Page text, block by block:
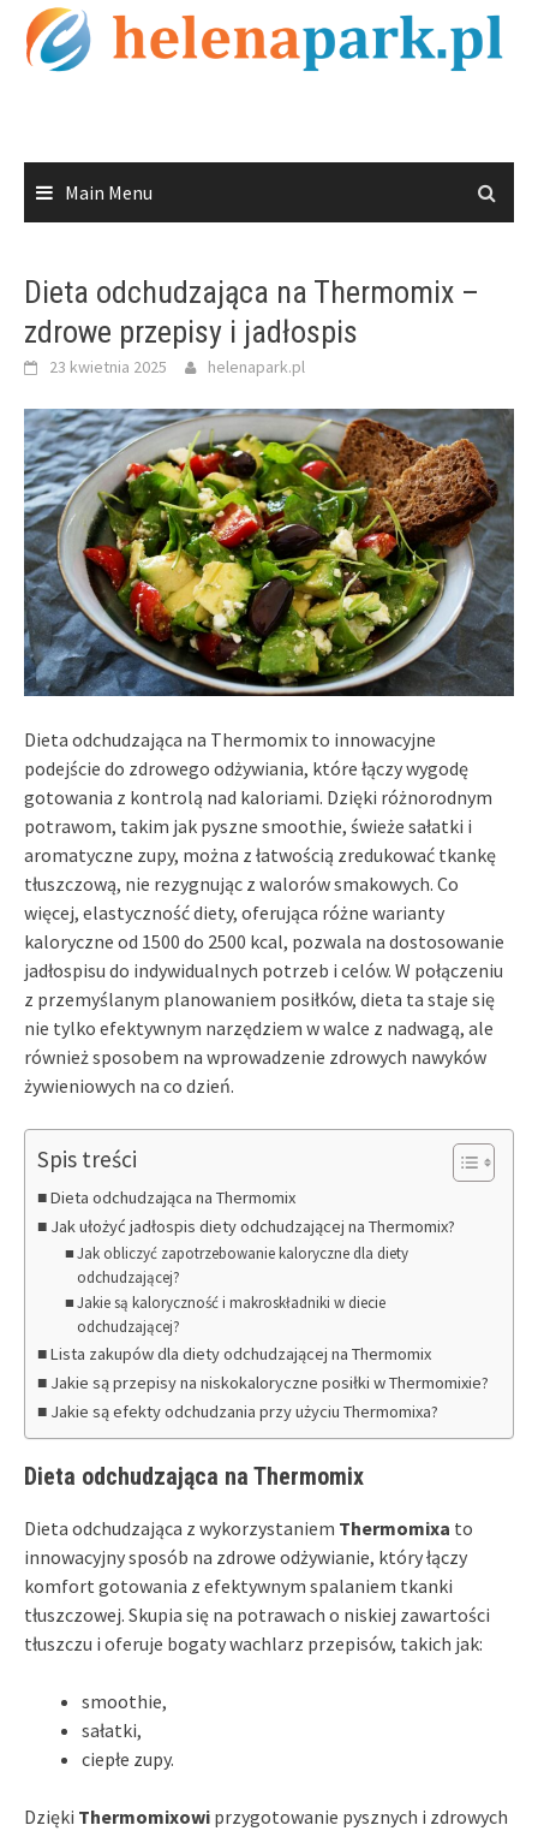
Skip
content
Main Menu
Dieta odchudzająca na Thermomix –
zdrowe przepisy i jadłospis
23 kwietnia 2025 helenapark.pl
Dieta odchudzająca na Thermomix to innowacyjne
podejście do zdrowego odżywiania, które łączy wygodę
gotowania z kontrolą nad kaloriami. Dzięki różnorodnym
potrawom, takim jak pyszne smoothie, świeże sałatki i
aromatyczne zupy, można z łatwością zredukować tkankę
tłuszczową, nie rezygnując z walorów smakowych. Co
więcej, elastyczność diety, oferująca różne warianty
kaloryczne od 1500 do 2500 kcal, pozwala na dostosowanie
jadłospisu do indywidualnych potrzeb i celów. W połączeniu
z przemyślanym planowaniem posiłków, dieta ta staje się
nie tylko efektywnym narzędziem w walce z nadwagą, ale
również sposobem na wprowadzenie zdrowych nawyków
żywieniowych na co dzień.
Spis treści
Dieta odchudzająca na Thermomix
Jak ułożyć jadłospis diety odchudzającej na Thermomix?
Jak obliczyć zapotrzebowanie kaloryczne dla diety
odchudzającej?
Jakie są kaloryczność i makroskładniki w diecie
odchudzającej?
Lista zakupów dla diety odchudzającej na Thermomix
Jakie są przepisy na niskokaloryczne posiłki w Thermomixie?
Jakie są efekty odchudzania przy użyciu Thermomixa?
Dieta odchudzająca na Thermomix
Dieta odchudzająca z wykorzystaniem Thermomixa to
innowacyjny sposób na zdrowe odżywianie, który łączy
komfort gotowania z efektywnym spalaniem tkanki
tłuszczowej. Skupia się na potrawach o niskiej zawartości
tłuszczu i oferuje bogaty wachlarz przepisów, takich jak:
smoothie,
sałatki,
ciepłe zupy.
Dzięki Thermomixowi przygotowanie pysznych i zdrowych